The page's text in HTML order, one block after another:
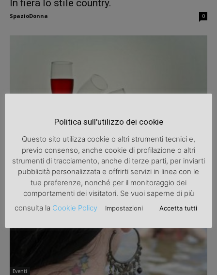
In fiera lo stile country.
SpazioDonna 0
Eventi
SpazioDonna 0
Eventi
Politica sull'utilizzo dei cookie
Questo sito utilizza cookie o altri strumenti tecnici e,
previo consenso, anche cookie di profilazione o altri
strumenti di tracciamento, anche di terze parti, per inviarti
pubblicità personalizzata e offrirti servizi in linea con le
tue preferenze, nonché per il monitoraggio dei
comportamenti dei visitatori. Se vuoi saperne di più
consulta la Cookie Policy Impostazioni Accetta tutti